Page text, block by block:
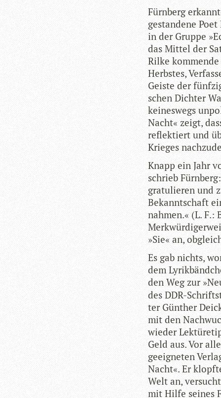
Fürn­berg
gestan­dene
in der Gruppe
das Mit­tel der
Rilke
Herbs­tes,
Geiste der
schen Dich­ter
kei­nes­wegs
Nacht« zeigt,
reflek­tiert und
Krie­ges
Knapp ein Jahr
schrieb
gra­tu­lie­ren und
Bekannt­schaft
nah­men.« (L. F.:
»Sie« an,
Es gab nichts,
dem
den Weg zur
des DDR-
ter Gün­ther
mit den
wie­der
Geld aus. Vor
geeig­ne­ten
Nacht«. Er
Welt an,
mit Hilfe sei­nes